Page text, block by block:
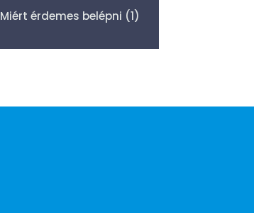
Miért érdemes belépni (1)